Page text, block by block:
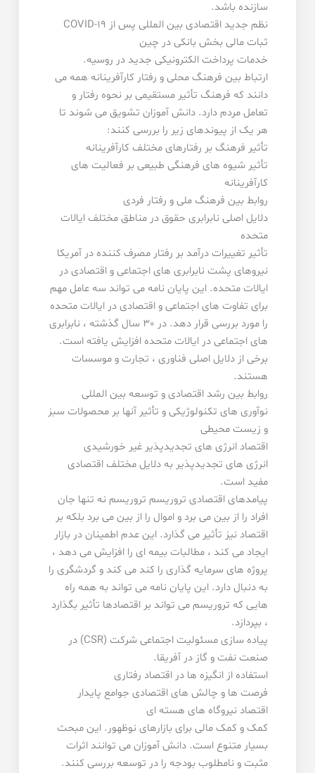
سازنده باشد.
نظم جدید اقتصادی بین المللی پس از COVID-19
ثبات مالی بخش بانکی در چین
خدمات پرداخت الکترونیکی جدید در روسیه.
ارتباط بین فرهنگ محلی و رفتار کارآفرینانه همه می
دانند که فرهنگ تأثیر مستقیمی بر نحوه رفتار و
تعامل مردم دارد. دانش آموزان تشویق می شوند تا
هر یک از پیوندهای زیر را بررسی کنند:
تأثیر فرهنگ بر رفتارهای مختلف کارآفرینانه
تأثیر شیوه های فرهنگی طبیعی بر فعالیت های
کارآفرینانه
روابط بین فرهنگ ملی و رفتار فردی
دلایل اصلی نابرابری حقوق در مناطق مختلف ایالات
متحده
تأثیر تغییرات درآمد بر رفتار مصرف کننده در آمریکا
نیروهای پشت نابرابری های اجتماعی و اقتصادی در
ایالات متحده. این پایان نامه می تواند سه عامل مهم
برای تفاوت های اجتماعی و اقتصادی در ایالات متحده
را مورد بررسی قرار دهد. در 30 سال گذشته ، نابرابری
های اجتماعی در ایالات متحده افزایش یافته است.
برخی از دلایل اصلی فناوری ، تجارت و موسسات
هستند.
روابط بین رشد اقتصادی و توسعه بین المللی
نوآوری های تکنولوژیکی و تأثیر آنها بر محصولات سبز
و زیست محیطی
اقتصاد انرژی های تجدیدپذیر غیر خورشیدی
انرژی های تجدیدپذیر به دلایل مختلف اقتصادی
مفید است.
پیامدهای اقتصادی تروریسم تروریسم نه تنها جان
افراد را از بین می برد و اموال را از بین می برد بلکه بر
اقتصاد نیز تأثیر می گذارد. این عدم اطمینان در بازار
ایجاد می کند ، مطالبات بیمه ای را افزایش می دهد ،
پروژه های سرمایه گذاری را کند می کند و گردشگری را
به دنبال دارد. این پایان نامه می تواند به همه راه
هایی که تروریسم می تواند بر اقتصادها تأثیر بگذارد
، بپردازد.
پیاده سازی مسئولیت اجتماعی شرکت (CSR) در
صنعت نفت و گاز در آفریقا.
استفاده از انگیزه ها در اقتصاد رفتاری
فرصت ها و چالش های اقتصادی جوامع پایدار
اقتصاد نیروگاه های هسته ای
کمک و کمک مالی برای بازارهای نوظهور. این مبحث
بسیار متنوع است. دانش آموزان می توانند اثرات
مثبت و نامطلوب بودجه را در توسعه بررسی کنند.